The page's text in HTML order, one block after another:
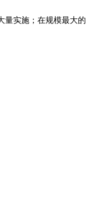
量实施；在规模最大的